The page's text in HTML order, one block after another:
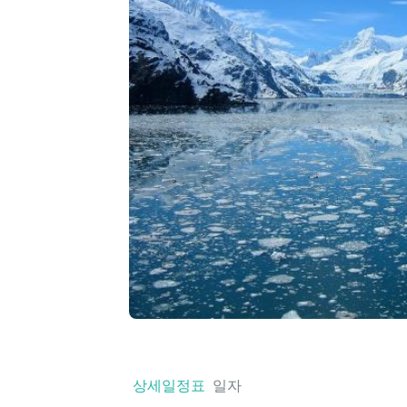
상세일정표 일자